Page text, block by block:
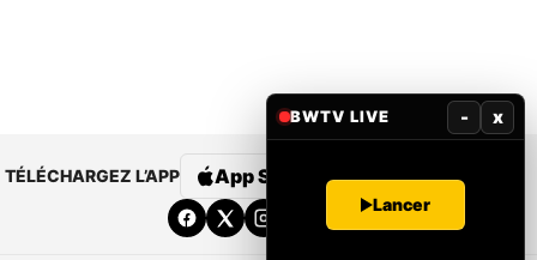
TÉLÉCHARGEZ L’APP App Store Google Play
BWTV LIVE - x
Lancer